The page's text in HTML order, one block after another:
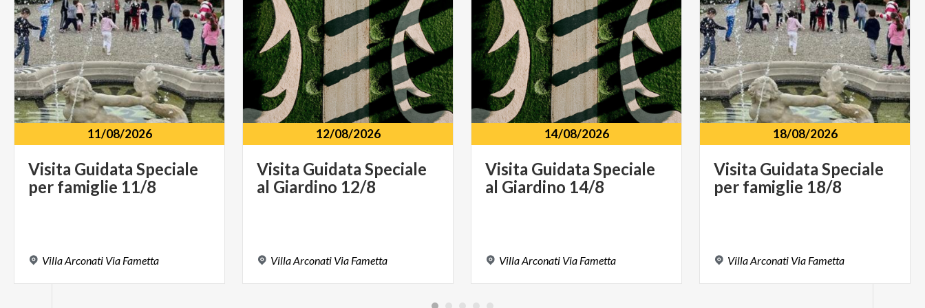
valido per tutto l'anno di emissione).
11/08/2026
Visita Guidata Speciale
per famiglie 11/8
VillaArconati Via Fametta
12/08/2026
Visita Guidata Speciale
al Giardino 12/8
VillaArconati Via Fametta
14/08/2026
Visita Guidata Speciale
al Giardino 14/8
VillaArconati Via Fametta
18/08/2026
Visita Guidata Speciale
per famiglie 18/8
VillaArconati Via Fametta